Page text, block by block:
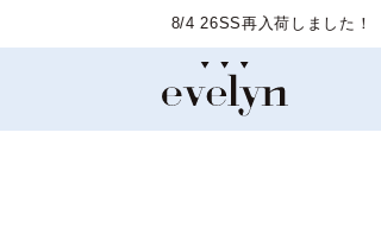
8/4 26SS再入荷しました！